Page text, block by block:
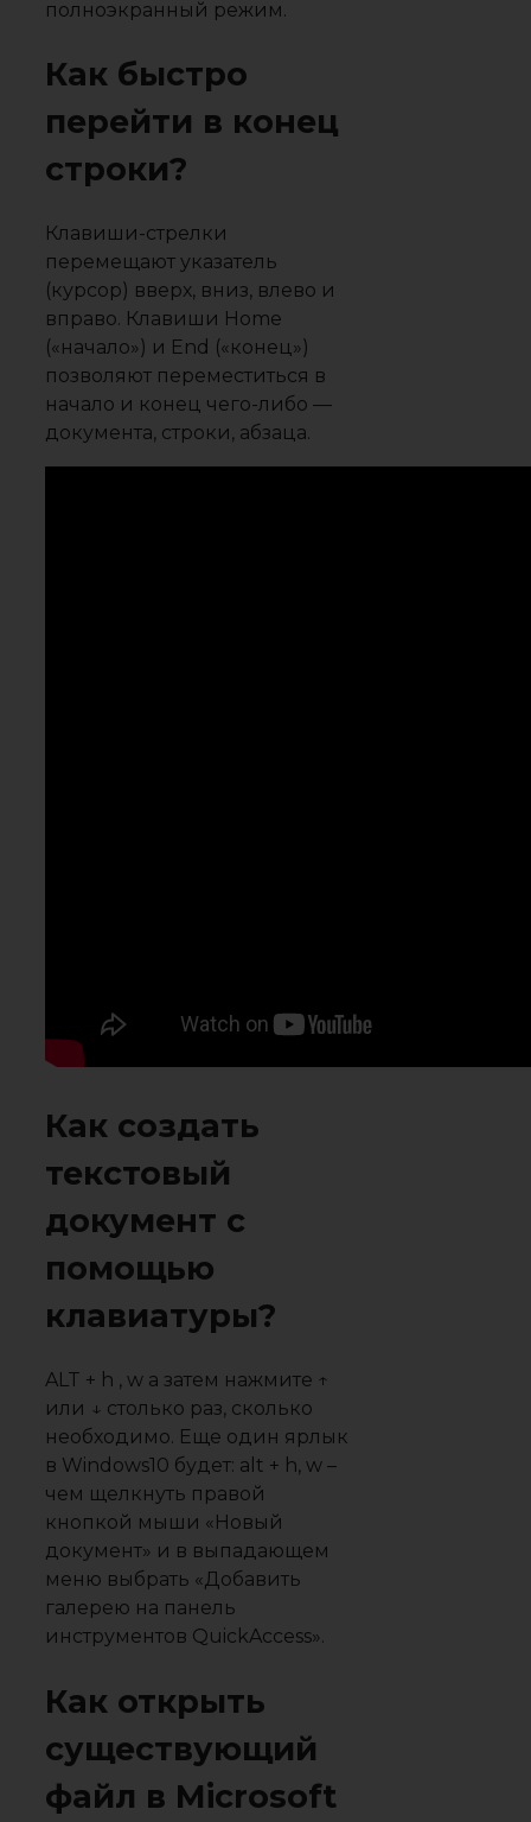
полноэкранный режим.
Как быстро
перейти в конец
строки?
Клавиши-стрелки
перемещают указатель
(курсор) вверх, вниз, влево и
вправо. Клавиши Home
(«начало») и End («конец»)
позволяют переместиться в
начало и конец чего-либо —
документа, строки, абзаца.
Как создать
текстовый
документ с
помощью
клавиатуры?
ALT + h , w а затем нажмите ↑
или ↓ столько раз, сколько
необходимо. Еще один ярлык
в Windows10 будет: alt + h, w –
чем щелкнуть правой
кнопкой мыши «Новый
документ» и в выпадающем
меню выбрать «Добавить
галерею на панель
инструментов QuickAccess».
Как открыть
существующий
файл в Microsoft